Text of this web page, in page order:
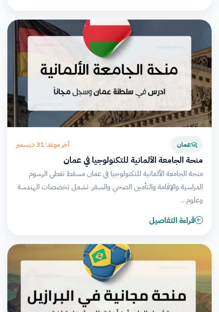
عمان آخر موعد: 31 ديسمبر
منحة الجامعة الألمانية للتكنولوجيا في عمان
منحة الجامعة الألمانية للتكنولوجيا في عمان مسقط تغطي الرسوم
الدراسية والإقامة والتأمين الصحي والسفر. تشمل تخصصات الهندسة
وعلوم…
قراءة التفاصيل